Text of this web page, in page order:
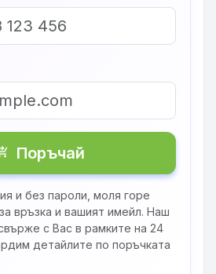
Поръчай
и без пароли, моля горе
връзка и вашият имейл. Наш
с Вас в рамките на 24
детайлите по поръчката